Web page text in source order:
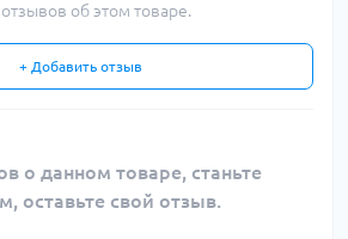
об этом товаре.
+ Добавить отзыв
о данном товаре, станьте
оставьте свой отзыв.